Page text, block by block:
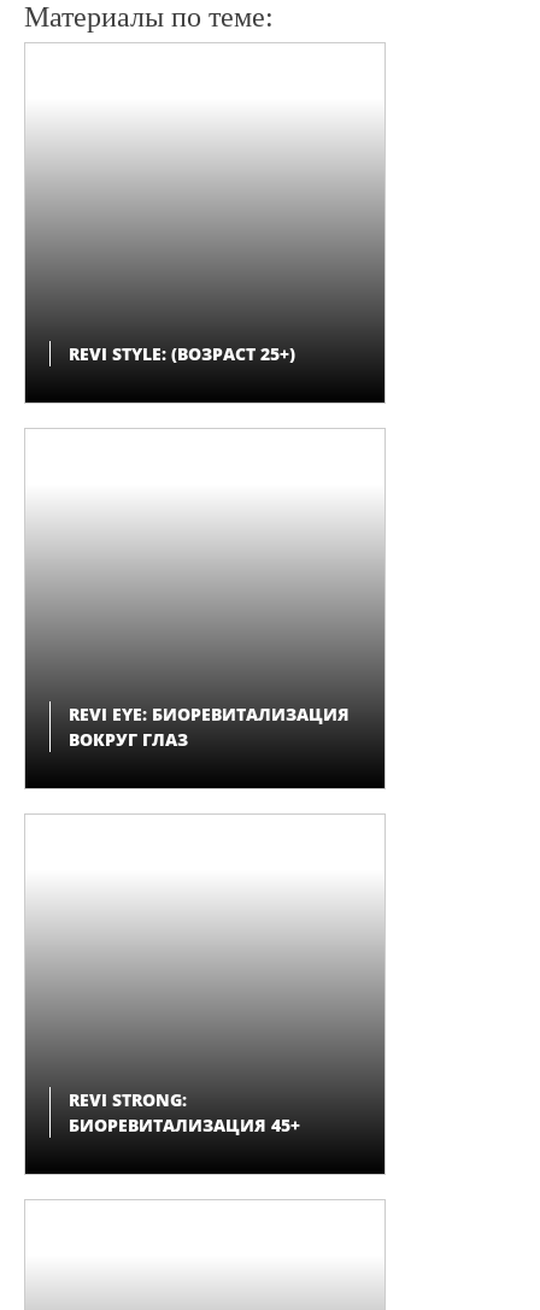
Материалы по теме:
REVI STYLE: (ВОЗРАСТ 25+)
REVI EYE: БИОРЕВИТАЛИЗАЦИЯ
ВОКРУГ ГЛАЗ
REVI STRONG:
БИОРЕВИТАЛИЗАЦИЯ 45+